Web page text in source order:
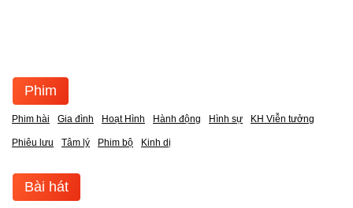
Phim
Phim hài Gia đình Hoạt Hình Hành động Hình sự KH Viễn tưởng
Phiêu lưu Tâm lý Phim bộ Kinh dị
Bài hát